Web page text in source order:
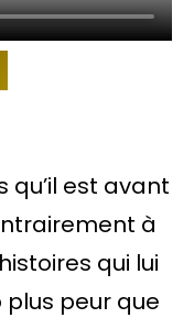
qu’il est avant
à
qui lui
plus peur que